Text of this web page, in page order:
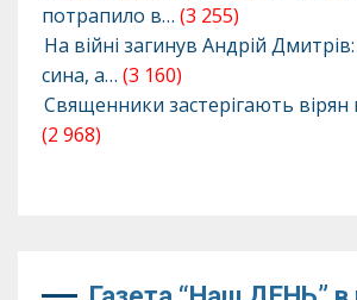
потрапило в… (3 255)
На війні загинув Андрій
сина, а… (3 160)
Священники застерігають вірян
(2 968)